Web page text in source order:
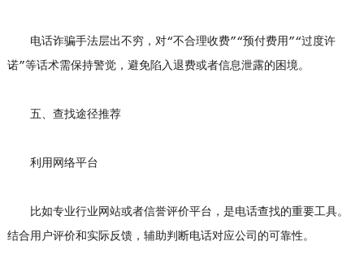
电话诈骗手法层出不穷，对“不合理收费”“预付费用”“过度许
诺”等话术需保持警觉，避免陷入退费或者信息泄露的困境。
五、查找途径推荐
利用网络平台
比如专业行业网站或者信誉评价平台，是电话查找的重要工具。
结合用户评价和实际反馈，辅助判断电话对应公司的可靠性。